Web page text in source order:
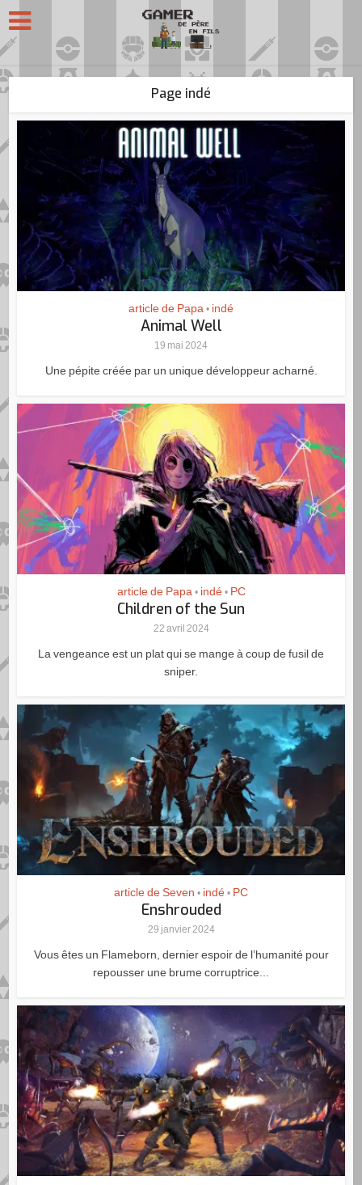
Page indé
article de Papa • indé
Animal Well
19 mai 2024
Une pépite créée par un unique développeur acharné.
article de Papa • indé • PC
Children of the Sun
22 avril 2024
La vengeance est un plat qui se mange à coup de fusil de
sniper.
article de Seven • indé • PC
Enshrouded
29 janvier 2024
Vous êtes un Flameborn, dernier espoir de l’humanité pour
repousser une brume corruptrice...